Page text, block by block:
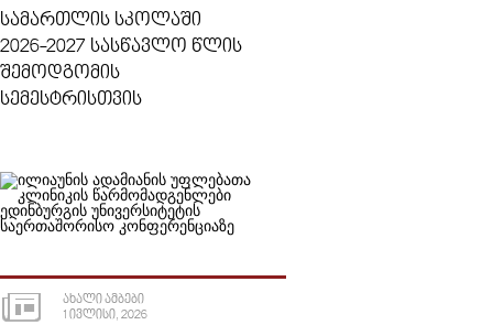
ᲡᲐᲛᲐᲠᲗᲚᲘᲡ ᲡᲙᲝᲚᲐᲨᲘ
2026-2027 ᲡᲐᲡᲬᲐᲕᲚᲝ ᲬᲚᲘᲡ
ᲨᲔᲛᲝᲓᲒᲝᲛᲘᲡ
ᲡᲔᲛᲔᲡᲢᲠᲘᲡᲗᲕᲘᲡ
ᲐᲮᲐᲚᲘ ᲐᲛᲑᲔᲑᲘ
1 ᲘᲕᲚᲘᲡᲘ, 2026